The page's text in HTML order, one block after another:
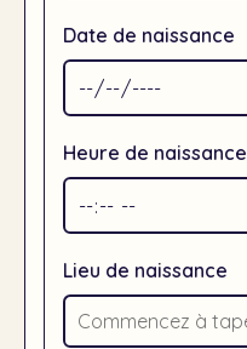
Date de naissance
Heure de naissance
Lieu de naissance